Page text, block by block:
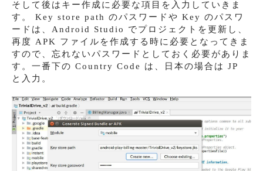
そして後はキー作成に必要な項目を入力していきま
す。 Key store path のパスワードや Key のパスワ
ードは、Android Studio でプロジェクトを更新し、
再度 APK ファイルを作成する時に必要となってきま
すので、忘れないパスワードとしておく必要がありま
す。一番下の Country Code は、日本の場合は JP
と入力。